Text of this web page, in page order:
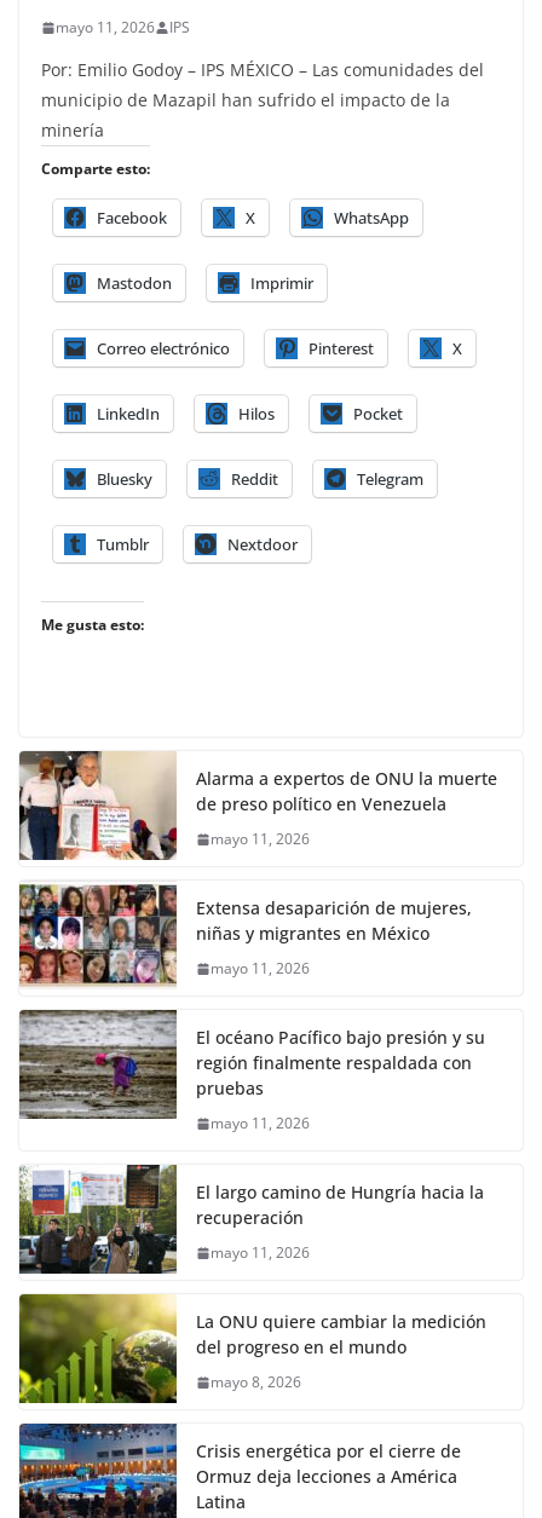
mayo 11, 2026 IPS
Por: Emilio Godoy – IPS MÉXICO – Las comunidades del
municipio de Mazapil han sufrido el impacto de la
minería
Comparte esto:
Facebook X WhatsApp
Mastodon Imprimir
Correo electrónico Pinterest X
LinkedIn Hilos Pocket
Bluesky Reddit Telegram
Tumblr Nextdoor
Me gusta esto:
Alarma a expertos de ONU la muerte
de preso político en Venezuela
mayo 11, 2026
Extensa desaparición de mujeres,
niñas y migrantes en México
mayo 11, 2026
El océano Pacífico bajo presión y su
región finalmente respaldada con
pruebas
mayo 11, 2026
El largo camino de Hungría hacia la
recuperación
mayo 11, 2026
La ONU quiere cambiar la medición
del progreso en el mundo
mayo 8, 2026
Crisis energética por el cierre de
Ormuz deja lecciones a América
Latina